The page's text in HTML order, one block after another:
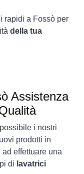
rapidi a Fossò per
della tua
Assistenza
i nostri
prodotti in
effettuare una
di lavatrici